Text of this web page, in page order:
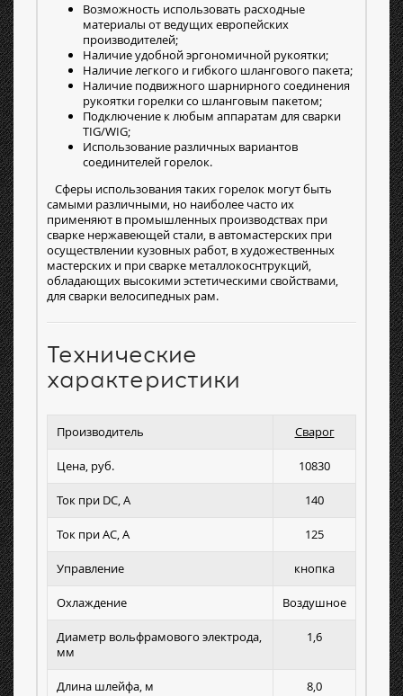
Возможность использовать расходные
материалы от ведущих европейских
производителей;
Наличие удобной эргономичной рукоятки;
Наличие легкого и гибкого шлангового пакета;
Наличие подвижного шарнирного соединения
рукоятки горелки со шланговым пакетом;
Подключение к любым аппаратам для сварки
TIG/WIG;
Использование различных вариантов
соединителей горелок.
Сферы использования таких горелок могут быть
самыми различными, но наиболее часто их
применяют в промышленных производствах при
сварке нержавеющей стали, в автомастерских при
осуществлении кузовных работ, в художественных
мастерских и при сварке металлокоснтрукций,
обладающих высокими эстетическими свойствами,
для сварки велосипедных рам.
Технические
характеристики
Производитель Сварог
Цена, руб. 10830
Ток при DC, А 140
Ток при AC, А 125
Управление кнопка
Охлаждение Воздушное
Диаметр вольфрамового электрода,
мм
1,6
Длина шлейфа, м 8,0